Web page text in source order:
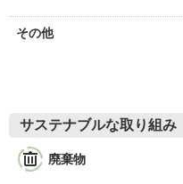
その他
サステナブルな取り組み
廃棄物